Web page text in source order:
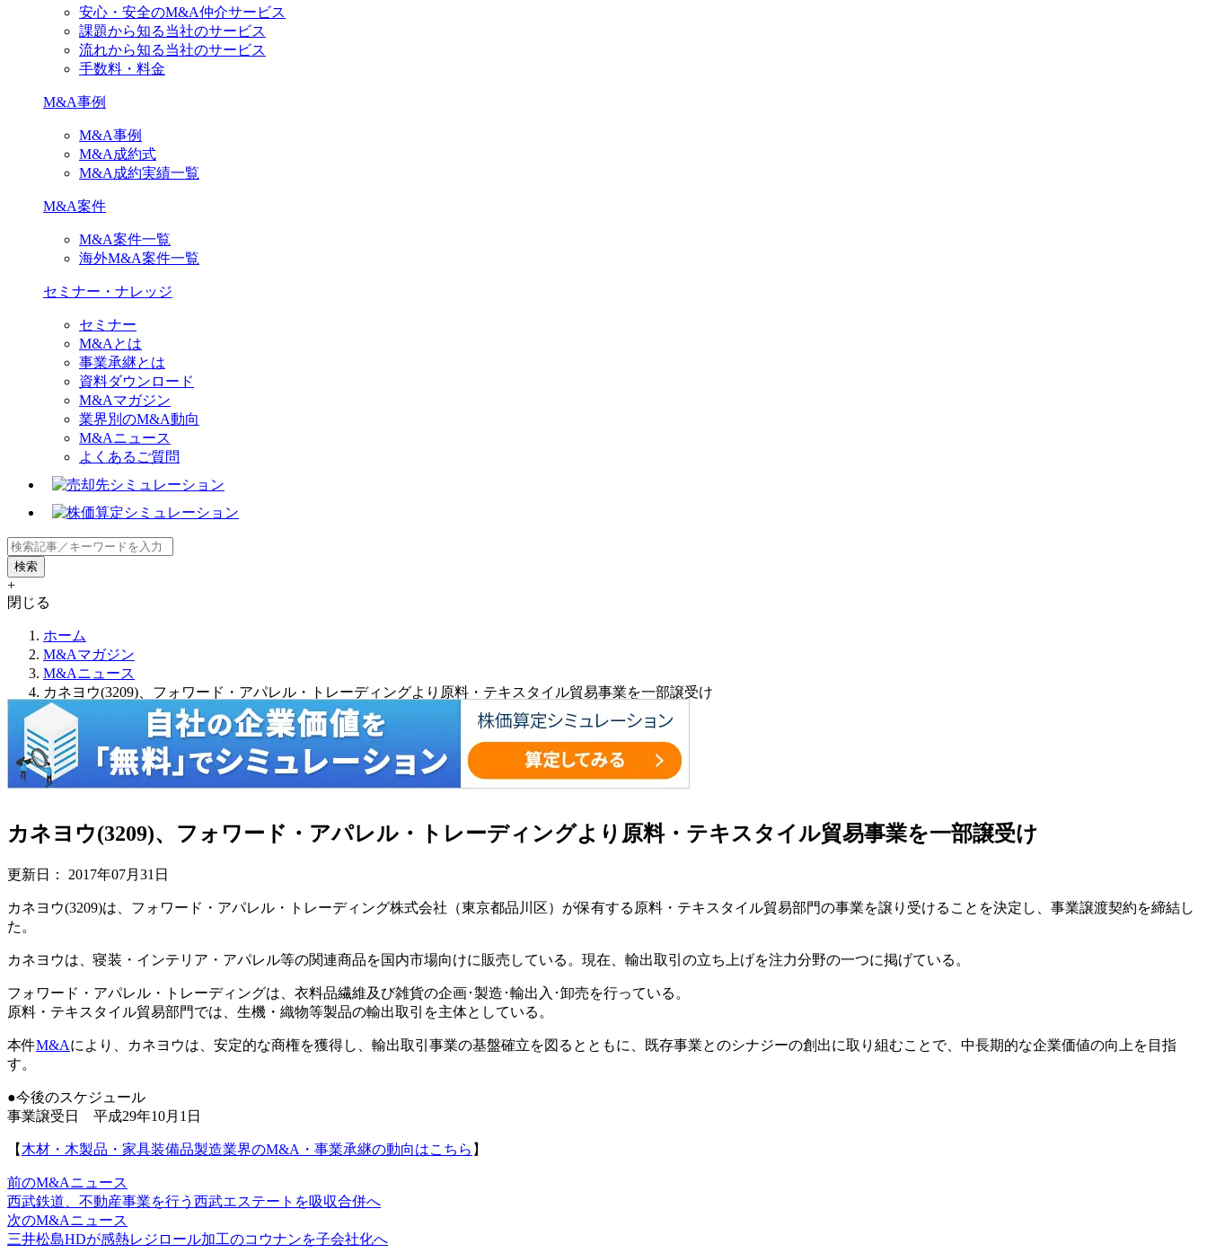
安心・安全のM&A仲介サービス
課題から知る当社のサービス
流れから知る当社のサービス
手数料・料金
M&A事例
M&A事例
M&A成約式
M&A成約実績一覧
M&A案件
M&A案件一覧
海外M&A案件一覧
セミナー・ナレッジ
セミナー
M&Aとは
事業承継とは
資料ダウンロード
M&Aマガジン
業界別のM&A動向
M&Aニュース
よくあるご質問
+
閉じる
ホーム
M&Aマガジン
M&Aニュース
カネヨウ(3209)、フォワード・アパレル・トレーディングより原料・テキスタイル貿易事業を一部譲受け
カネヨウ(3209)、フォワード・アパレル・トレーディングより原料・テキスタイル貿易事業を一部譲受け
更新日： 2017年07月31日
カネヨウ(3209)は、フォワード・アパレル・トレーディング株式会社（東京都品川区）が保有する原料・テキスタイル貿易部門の事業を譲り受けることを決定し、事業譲渡契約を締結し
た。
カネヨウは、寝装・インテリア・アパレル等の関連商品を国内市場向けに販売している。現在、輸出取引の立ち上げを注力分野の一つに掲げている。
フォワード・アパレル・トレーディングは、衣料品繊維及び雑貨の企画･製造･輸出入･卸売を行っている。
原料・テキスタイル貿易部門では、生機・織物等製品の輸出取引を主体としている。
本件M&Aにより、カネヨウは、安定的な商権を獲得し、輸出取引事業の基盤確立を図るとともに、既存事業とのシナジーの創出に取り組むことで、中長期的な企業価値の向上を目指
す。
●今後のスケジュール
事業譲受日 平成29年10月1日
【 木材・木製品・家具装備品製造業界のM&A・事業承継の動向はこちら 】
前のM&Aニュース
西武鉄道、不動産事業を行う西武エステートを吸収合併へ
次のM&Aニュース
三井松島HDが感熱レジロール加工のコウナンを子会社化へ